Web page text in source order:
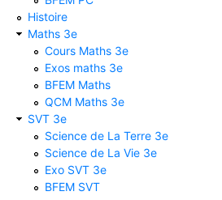
Histoire
Maths 3e
Cours Maths 3e
Exos maths 3e
BFEM Maths
QCM Maths 3e
SVT 3e
Science de La Terre 3e
Science de La Vie 3e
Exo SVT 3e
BFEM SVT